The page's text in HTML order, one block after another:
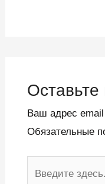
Ваш адрес email
Обязательные